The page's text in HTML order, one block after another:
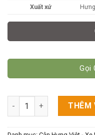
Xuất xứ
Gọi
Xe Nâng Quay Đổ Phuy
THÊM